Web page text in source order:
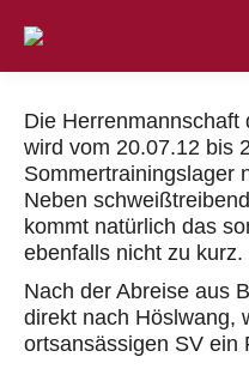
Die Herrenmannschaft
wird vom 20.07.12 bis
Sommertrainingslager
Neben
kommt natürlich das
ebenfalls nicht zu kurz.
Nach der Abreise aus
direkt nach Höslwang,
ortsansässigen SV ein